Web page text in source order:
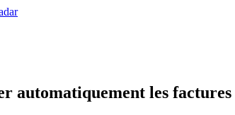
automatiquement les factures